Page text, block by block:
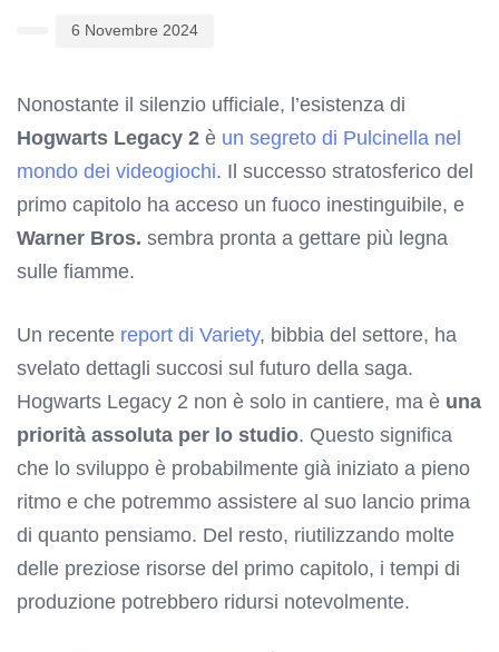
6 Novembre 2024
Nonostante il silenzio ufficiale, l’esistenza di
Hogwarts Legacy 2 è un segreto di Pulcinella nel
mondo dei videogiochi. Il successo stratosferico del
primo capitolo ha acceso un fuoco inestinguibile, e
Warner Bros. sembra pronta a gettare più legna
sulle fiamme.
Un recente report di Variety, bibbia del settore, ha
svelato dettagli succosi sul futuro della saga.
Hogwarts Legacy 2 non è solo in cantiere, ma è una
priorità assoluta per lo studio. Questo significa
che lo sviluppo è probabilmente già iniziato a pieno
ritmo e che potremmo assistere al suo lancio prima
di quanto pensiamo. Del resto, riutilizzando molte
delle preziose risorse del primo capitolo, i tempi di
produzione potrebbero ridursi notevolmente.